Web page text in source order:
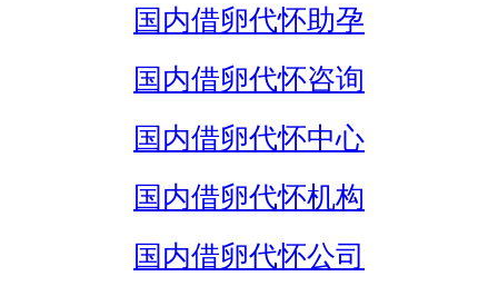
国内借卵代怀助孕
国内借卵代怀咨询
国内借卵代怀中心
国内借卵代怀机构
国内借卵代怀公司